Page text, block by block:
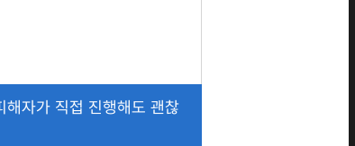
해자가 직접 진행해도 괜찮